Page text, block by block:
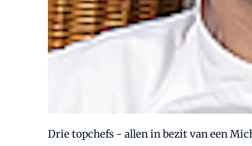
Drie topchefs - allen in bezit van een